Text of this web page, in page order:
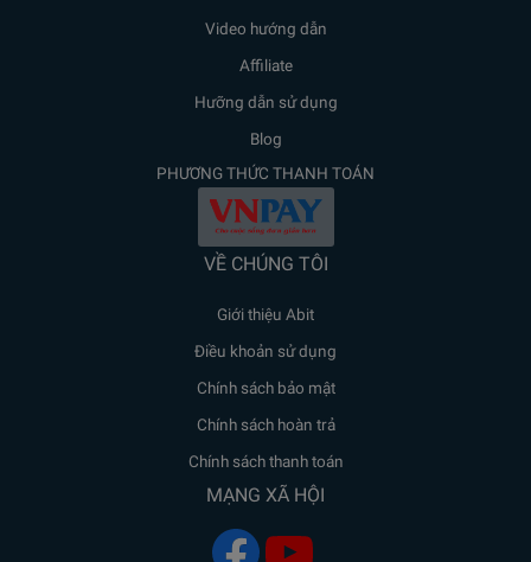
Video hướng dẫn
Affiliate
Hưỡng dẫn sử dụng
Blog
PHƯƠNG THỨC THANH TOÁN
VỀ CHÚNG TÔI
Giới thiệu Abit
Điều khoản sử dụng
Chính sách bảo mật
Chính sách hoàn trả
Chính sách thanh toán
MẠNG XÃ HỘI